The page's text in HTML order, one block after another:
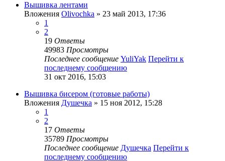
Вышивка лентами
Вложения Olivochka » 23 май 2013, 17:36
1
2
19 Ответы
49983 Просмотры
Последнее сообщение YuliYak Перейти к
последнему сообщению
31 окт 2016, 15:03
Вышивка бисером (готовые работы)
Вложения Душечка » 15 ноя 2012, 15:28
1
2
17 Ответы
35789 Просмотры
Последнее сообщение Душечка Перейти к
последнему сообщению